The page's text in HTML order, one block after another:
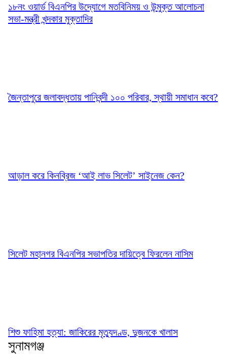
১৮নং ওয়ার্ড বিএনপির উদ্যোগে মতবিনিময় ও উন্মুক্ত আলোচনা
সভা-মন্ত্রী খন্দকার মুক্তাদির
জৈন্তাপুরে জলাবদ্ধতায় পানিবন্দী ১০০ পরিবার, স্থায়ী সমাধান কবে?
আড়াল করে কিনব্রিজ ‘আই লাভ সিলেট’ সাইনেজ কেন?
সিলেট মহানগর বিএনপির সভাপতির দায়িত্বে ফিরলেন নাসিম
শিশু ফাহিমা হত্যা: জাকিরের মৃত্যুদণ্ড, দুজনকে খালাস
সুনামগঞ্জ